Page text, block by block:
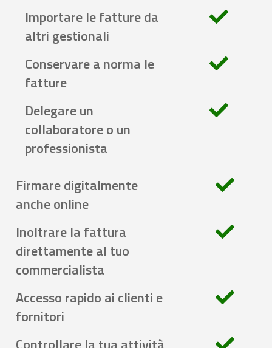
Importare le fatture da
altri gestionali
Conservare a norma le
fatture
Delegare un
collaboratore o un
professionista
Firmare digitalmente
anche online
Inoltrare la fattura
direttamente al tuo
commercialista
Accesso rapido ai clienti e
fornitori